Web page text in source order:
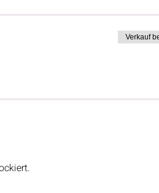
Verkauf